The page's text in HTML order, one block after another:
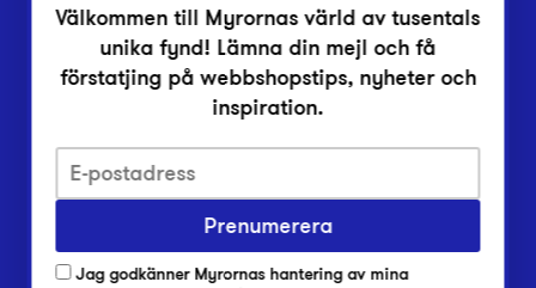
Integritetsskyddspolicy
Har du frågor om onlineköp, leverans eller retur?
Har du frågor om vår verksamhet?
Välkommen till Myrornas värld av tusentals
unika fynd! Lämna din mejl och få
förstatjing på webbshopstips, nyheter och
inspiration.
Prenumerera
Jag godkänner Myrornas hantering av mina